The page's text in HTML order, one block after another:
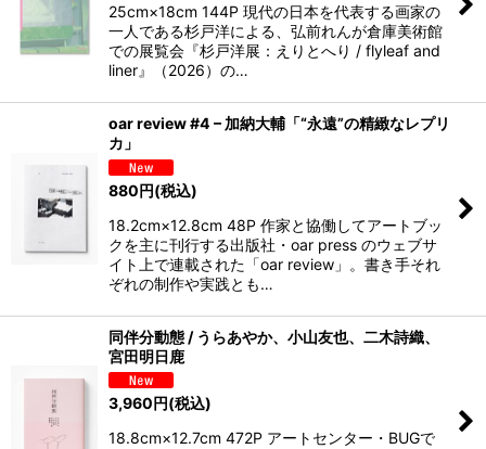
25cm×18cm 144P 現代の日本を代表する画家の
一人である杉戸洋による、弘前れんが倉庫美術館
での展覧会『杉戸洋展：えりとへり / flyleaf and
liner』（2026）の…
oar review #4 – 加納大輔「“永遠”の精緻なレプリ
カ」
880円(税込)
18.2cm×12.8cm 48P 作家と協働してアートブッ
クを主に刊行する出版社・oar press のウェブサ
イト上で連載された「oar review」。書き手それ
ぞれの制作や実践とも…
同伴分動態 / うらあやか、小山友也、二木詩織、
宮田明日鹿
3,960円(税込)
18.8cm×12.7cm 472P アートセンター・BUGで